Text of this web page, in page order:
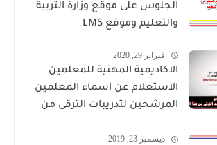
الجلوس على موقع وزارة التربية
والتعليم وموقع LMS
فبراير 29, 2020
الاكاديمية المهنية للمعلمين
الاستعلام عن اسماء المعلمين
المرشحين لتدريبات الترقى من
ديسمبر 23, 2019